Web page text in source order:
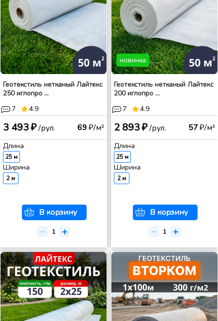
Геотекстиль нетканый Лайтекс
250 иглопро ...
7
4.9
3 493 ₽/рул. 69₽/м²
Длина
25 м
Ширина
2 м
В корзину
новинка
Геотекстиль нетканый Лайтекс
200 иглопро ...
7
4.9
2 893 ₽/рул. 57₽/м²
Длина
25 м
Ширина
2 м
В корзину